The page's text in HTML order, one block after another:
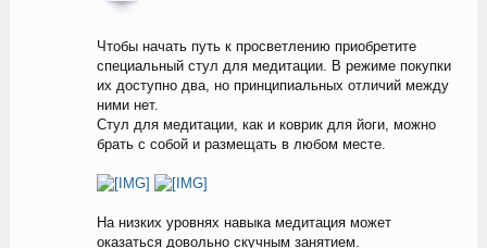
Чтобы начать путь к просветлению приобретите
специальный стул для медитации. В режиме покупки
их доступно два, но принципиальных отличий между
ними нет.
Стул для медитации, как и коврик для йоги, можно
брать с собой и размещать в любом месте.
На низких уровнях навыка медитация может
оказаться довольно скучным занятием.